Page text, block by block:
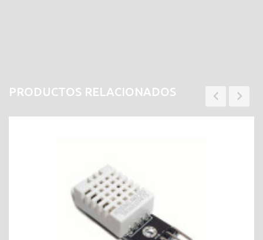
PRODUCTOS RELACIONADOS